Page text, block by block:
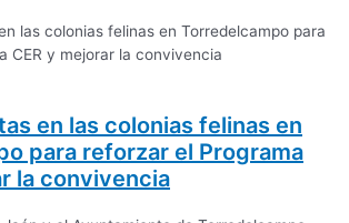
en las colonias felinas en
para reforzar el Programa
la convivencia